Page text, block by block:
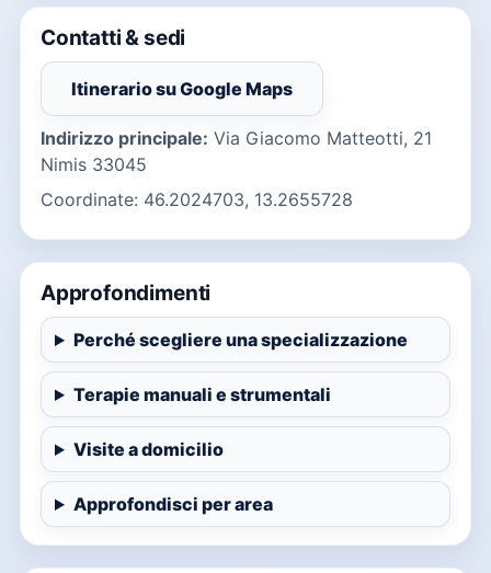
Contatti & sedi
Itinerario su Google Maps
(si apre in una nuova finestra)
Indirizzo principale: Via Giacomo Matteotti, 21
Nimis 33045
Coordinate: 46.2024703, 13.2655728
Approfondimenti
Perché scegliere una specializzazione
Terapie manuali e strumentali
Visite a domicilio
Approfondisci per area